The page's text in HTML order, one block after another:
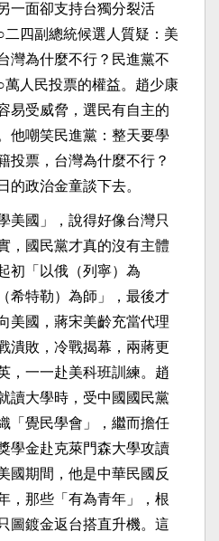
一面卻支持台獨分裂活
四副總統候選人質疑：美
灣為什麼不行？民進黨不
人民投票的權益。趙少康
易受威脅，選民有自主的
他嘲笑民進黨：整天要學
投票，台灣為什麼不行？
的政治金童談下去。
美國」，說得好像台灣只
，國民黨才真的沒有主體
初「以俄（列寧）為
希特勒）為師」，最後才
美國，蔣宋美齡充當代理
潰敗，冷戰揭幕，兩蔣更
，一一赴美科班訓練。趙
讀大學時，受中國國民黨
「覺民學會」，繼而擔任
學金赴克萊門森大學攻讀
國期間，他是中華民國反
，那些「有為青年」，根
圖鍍金返台搭直升機。這